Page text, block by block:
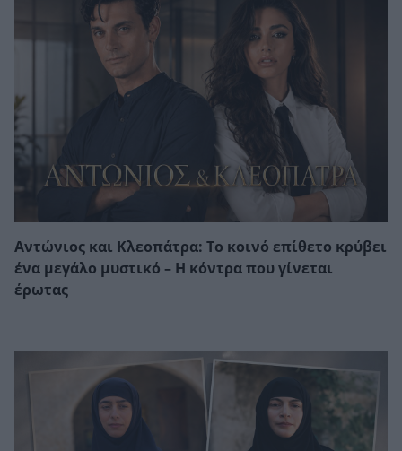
Αντώνιος και Κλεοπάτρα: Το κοινό επίθετο κρύβει
ένα μεγάλο μυστικό – Η κόντρα που γίνεται
έρωτας